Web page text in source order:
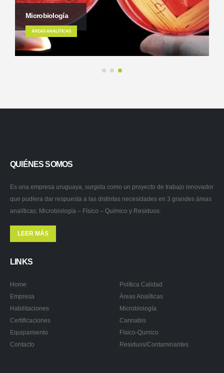
Microbiología
ÁREAS ANALÍTICAS
QUIÉNES SOMOS
Es una empresa uruguaya, surgida como un proyecto de trabajo innovador
que pudiera dar respuesta a las distintas necesidades en 3 grandes áreas
analíticas: Microbiología – Físico – Químico y Residuos.
LEER MÁS
LINKS
Home
Empresa
Habilitaciones
Certificaciones
Equipamiento
Contacto
Política Calidad
Áreas Analíticas
Microbiología
Cannabis
Físico-Qumico
Residuos/Contaminantes